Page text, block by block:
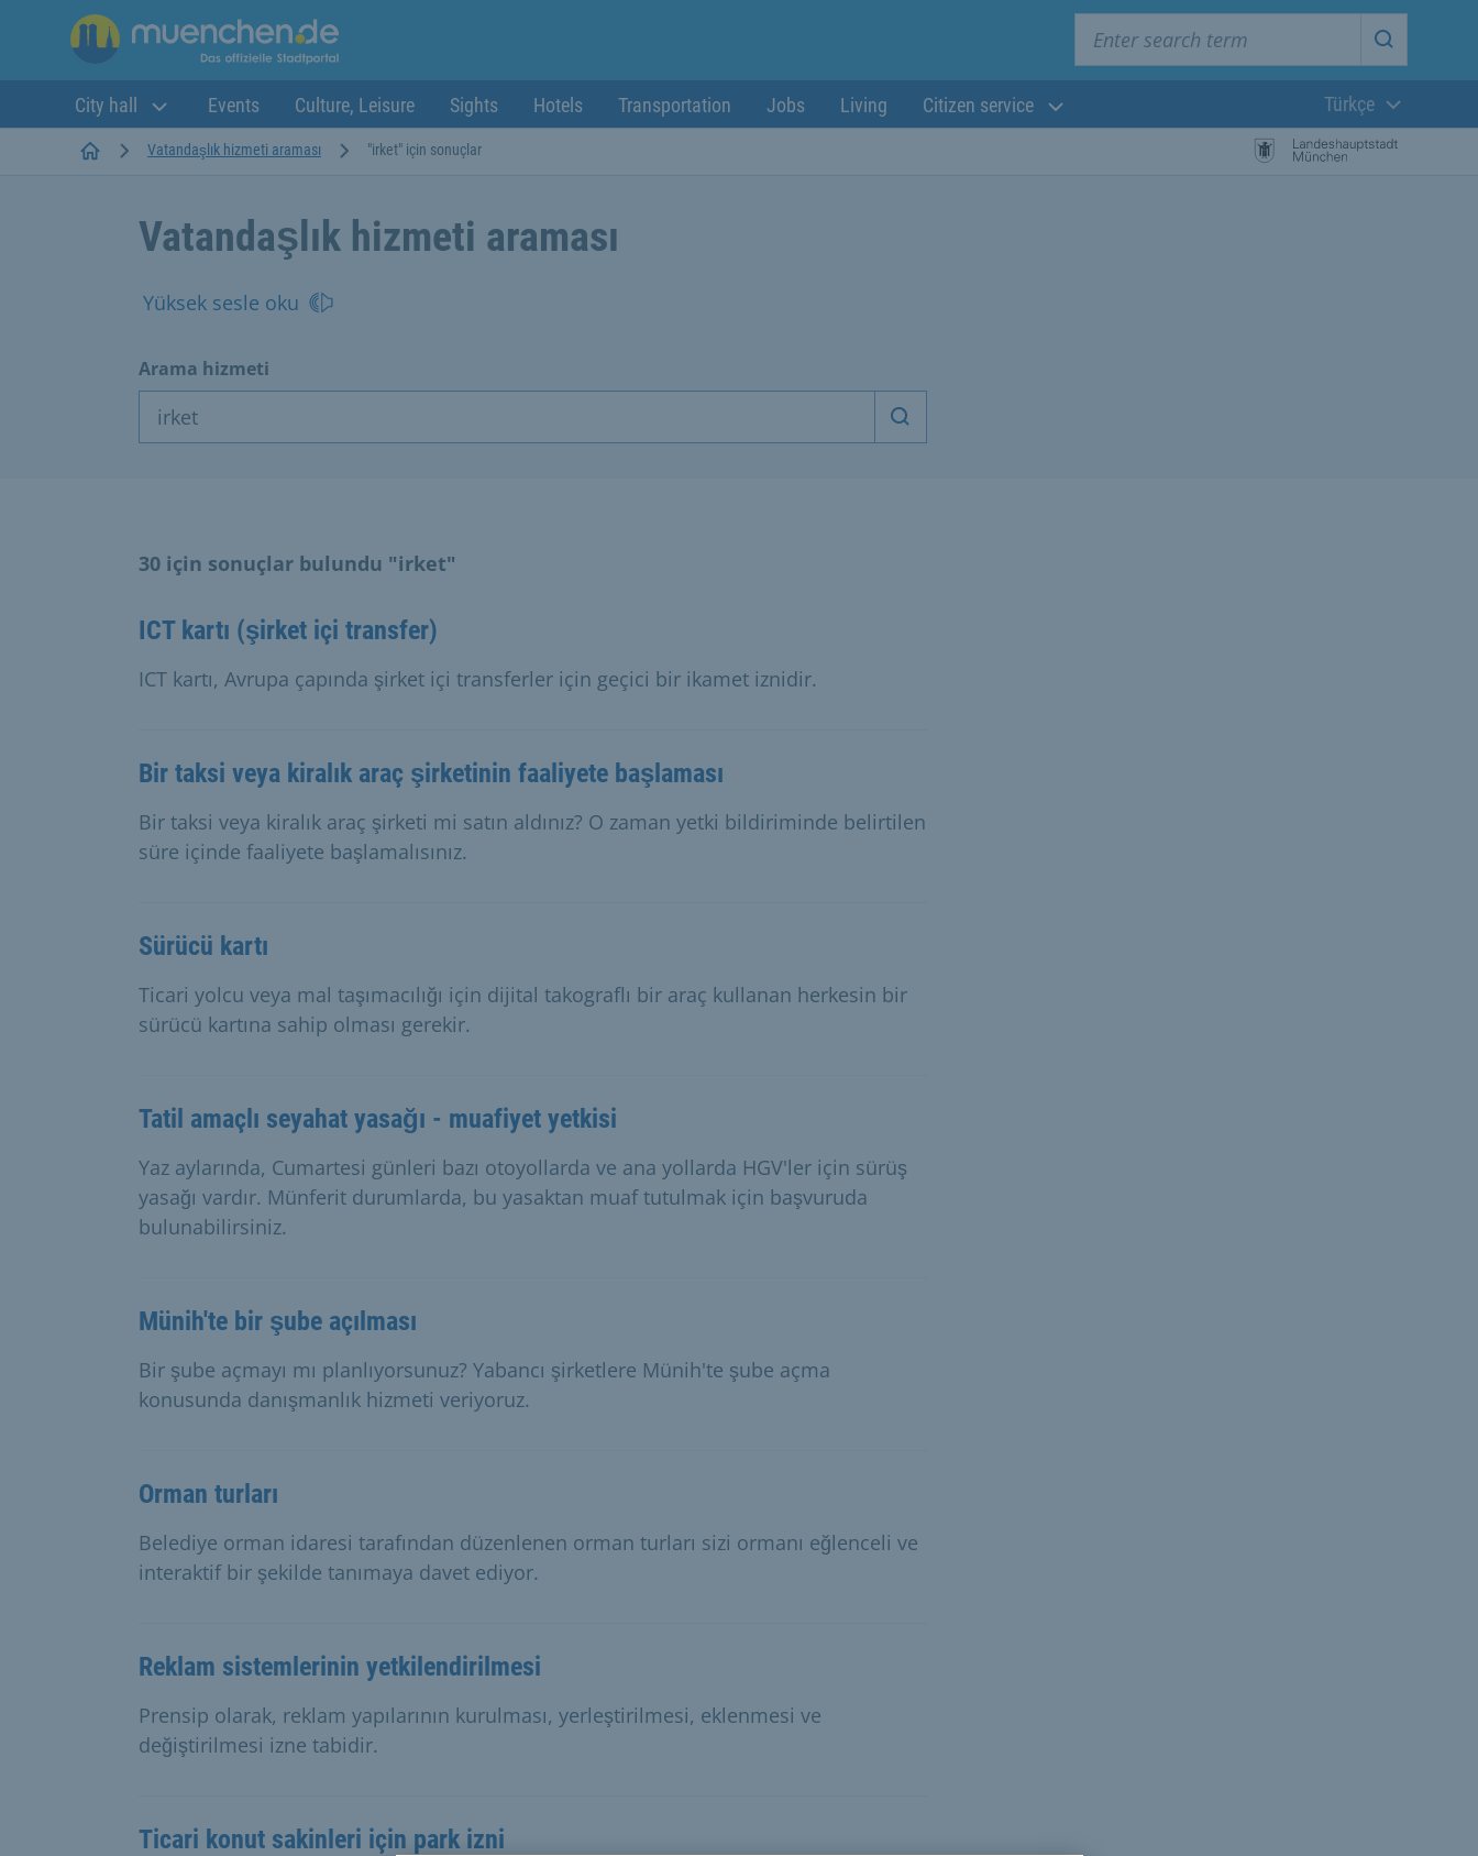
Start
City hall Events Culture, Leisure Sights Hotels Transportation Jobs Living Citizen service
Güncel dil:
Türkçe
StartseiteVatandaşlık hizmeti araması "irket" için sonuçlar
Vatandaşlık hizmeti araması
Yüksek sesle oku
Arama hizmeti
Aramaya başlayın
30 için sonuçlar bulundu "irket"
ICT kartı (şirket içi transfer)
ICT kartı, Avrupa çapında şirket içi transferler için geçici bir ikamet iznidir.
Bir taksi veya kiralık araç şirketinin faaliyete başlaması
Bir taksi veya kiralık araç şirketi mi satın aldınız? O zaman yetki bildiriminde belirtilen
süre içinde faaliyete başlamalısınız.
Sürücü kartı
Ticari yolcu veya mal taşımacılığı için dijital takograflı bir araç kullanan herkesin bir
sürücü kartına sahip olması gerekir.
Tatil amaçlı seyahat yasağı - muafiyet yetkisi
Yaz aylarında, Cumartesi günleri bazı otoyollarda ve ana yollarda HGV'ler için sürüş
yasağı vardır. Münferit durumlarda, bu yasaktan muaf tutulmak için başvuruda
bulunabilirsiniz.
Münih'te bir şube açılması
Bir şube açmayı mı planlıyorsunuz? Yabancı şirketlere Münih'te şube açma
konusunda danışmanlık hizmeti veriyoruz.
Orman turları
Belediye orman idaresi tarafından düzenlenen orman turları sizi ormanı eğlenceli ve
interaktif bir şekilde tanımaya davet ediyor.
Reklam sistemlerinin yetkilendirilmesi
Prensip olarak, reklam yapılarının kurulması, yerleştirilmesi, eklenmesi ve
değiştirilmesi izne tabidir.
Ticari konut sakinleri için park izni